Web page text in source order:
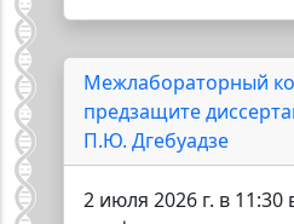
Межлабораторный
предзащите
П.Ю. Дгебуадзе
2 июля 2026 г. в